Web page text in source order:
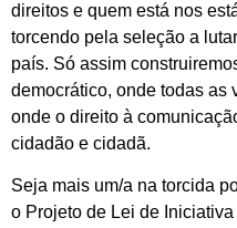
direitos e quem está nos
torcendo pela seleção a
país. Só assim
democrático, onde todas as
onde o direito à
cidadão e cidadã.
Seja mais um/a na torcida
o Projeto de Lei de